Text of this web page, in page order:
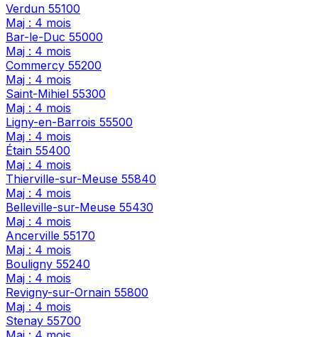
Verdun 55100
Maj : 4 mois
Bar-le-Duc 55000
Maj : 4 mois
Commercy 55200
Maj : 4 mois
Saint-Mihiel 55300
Maj : 4 mois
Ligny-en-Barrois 55500
Maj : 4 mois
Étain 55400
Maj : 4 mois
Thierville-sur-Meuse 55840
Maj : 4 mois
Belleville-sur-Meuse 55430
Maj : 4 mois
Ancerville 55170
Maj : 4 mois
Bouligny 55240
Maj : 4 mois
Revigny-sur-Ornain 55800
Maj : 4 mois
Stenay 55700